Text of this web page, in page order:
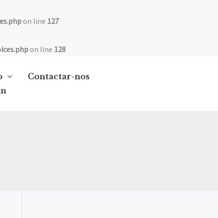
on line 127
on line 128
Contactar-nos